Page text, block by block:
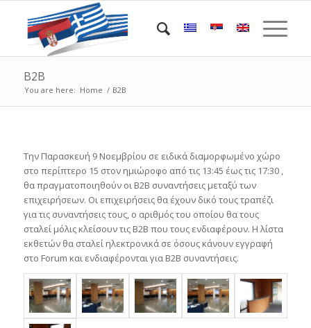
Β2Β
You are here: Home / Β2Β
Την Παρασκευή 9 Νοεμβρίου σε ειδικά διαμορφωμένο χώρο
στο περίπτερο 15 στον ημιώροφο από τις 13:45 έως τις 17:30 ,
θα πραγματοποιηθούν οι B2B συναντήσεις μεταξύ των
επιχειρήσεων. Οι επιχειρήσεις θα έχουν δικό τους τραπέζι
για τις συναντήσεις τους, ο αριθμός του οποίου θα τους
σταλεί μόλις κλείσουν τις Β2Β που τους ενδιαφέρουν. Η λίστα
εκθετών θα σταλεί ηλεκτρονικά σε όσους κάνουν εγγραφή
στο Forum και ενδιαφέρονται για Β2Β συναντήσεις.